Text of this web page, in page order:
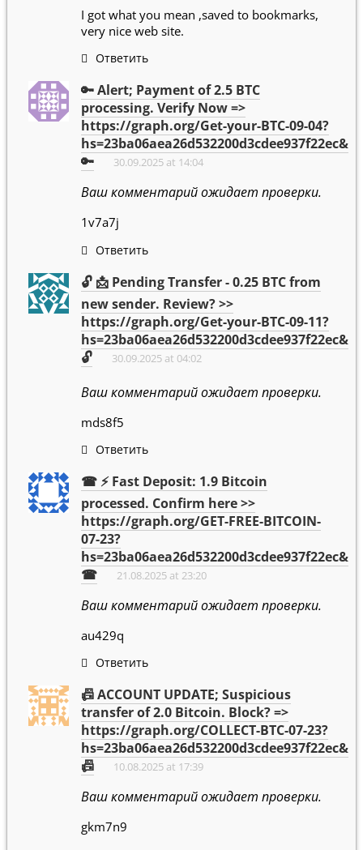
I got what you mean ,saved to bookmarks,
very nice web site.
Ответить
🔑 Alert; Payment of 2.5 BTC
processing. Verify Now =>
https://graph.org/Get-your-BTC-09-04?
hs=23ba06aea26d532200d3cdee937f22ec&
🔑
30.09.2025 at 14:04
Ваш комментарий ожидает проверки.
1v7a7j
Ответить
🔓 📩 Pending Transfer - 0.25 BTC from
new sender. Review? >>
https://graph.org/Get-your-BTC-09-11?
hs=23ba06aea26d532200d3cdee937f22ec&
🔓
30.09.2025 at 04:02
Ваш комментарий ожидает проверки.
mds8f5
Ответить
☎ ⚡ Fast Deposit: 1.9 Bitcoin
processed. Confirm here >>
https://graph.org/GET-FREE-BITCOIN-
07-23?
hs=23ba06aea26d532200d3cdee937f22ec&
☎
21.08.2025 at 23:20
Ваш комментарий ожидает проверки.
au429q
Ответить
📠 ACCOUNT UPDATE; Suspicious
transfer of 2.0 Bitcoin. Block? =>
https://graph.org/COLLECT-BTC-07-23?
hs=23ba06aea26d532200d3cdee937f22ec&
📠
10.08.2025 at 17:39
Ваш комментарий ожидает проверки.
gkm7n9